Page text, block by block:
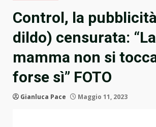
Control, la
dildo) censurata: “La
mamma non si
forse sì” FOTO
Gianluca Pace Maggio 11, 2023